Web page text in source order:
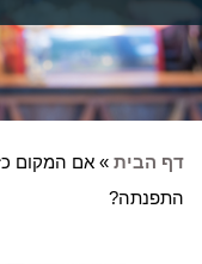
דף הבית » אם המקום
התפנתה?